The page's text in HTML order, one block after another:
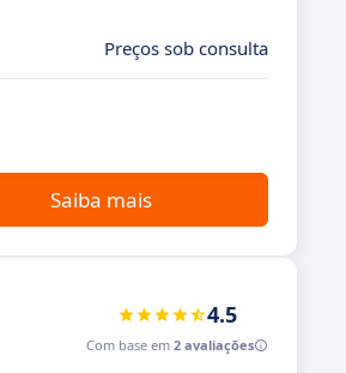
Preços sob consulta
Saiba mais
4.5
Com base em 2 avaliações